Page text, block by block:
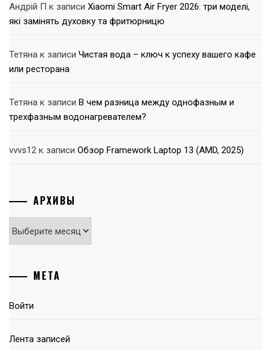
Андрій П к записи Xiaomi Smart Air Fryer 2026: три моделі,
які замінять духовку та фритюрницю
Тетяна к записи Чистая вода – ключ к успеху вашего кафе
или ресторана
Тетяна к записи В чем разница между однофазным и
трехфазным водонагревателем?
vvvs12 к записи Обзор Framework Laptop 13 (AMD, 2025)
АРХИВЫ
Архивы
МЕТА
Войти
Лента записей